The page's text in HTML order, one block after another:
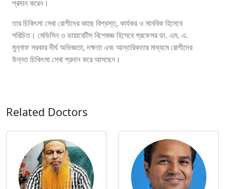
প্রদান করেন।
তার চিকিৎসা সেবা রোগীদের কাছে বিশ্বস্ত, কার্যকর ও মানবিক হিসেবে
পরিচিত। মেডিসিন ও ডায়াবেটিস বিশেষজ্ঞ হিসেবে প্রফেসর ডা. এম. এ.
মুন্নাফ সরকার দীর্ঘ অভিজ্ঞতা, দক্ষতা এবং আন্তরিকতার মাধ্যমে রোগীদের
উন্নত চিকিৎসা সেবা প্রদান করে আসছেন।
Related Doctors